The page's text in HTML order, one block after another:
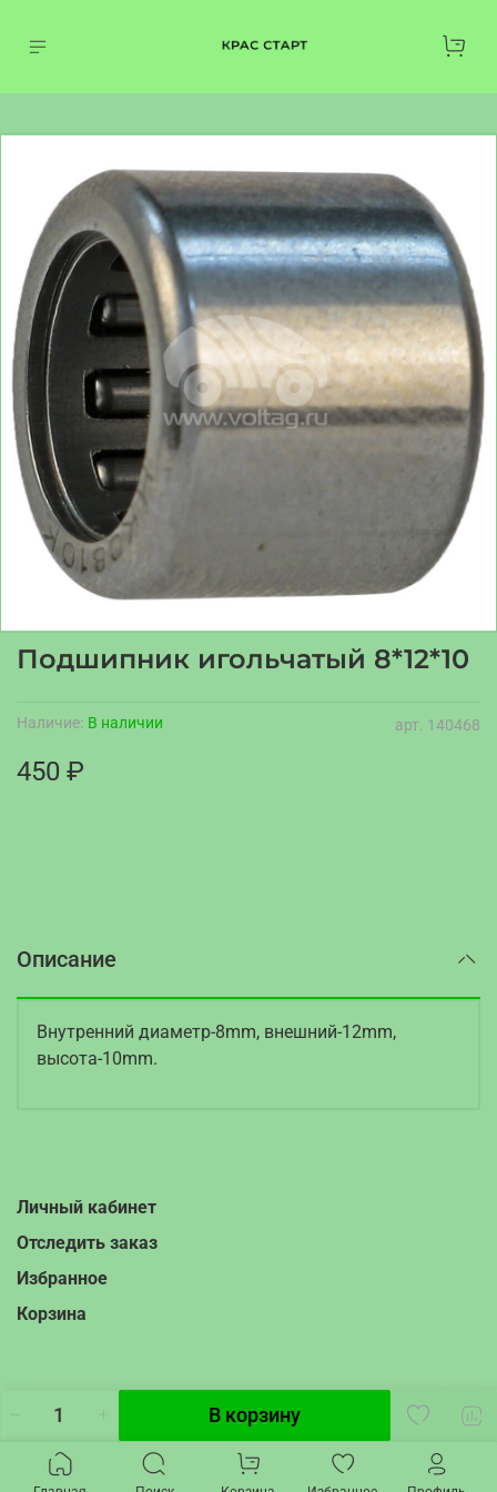
арт. 140468
Наличие: В наличии
Подшипник игольчатый 8*12*10
450 ₽
В корзину
Описание
Внутренний диаметр-8mm, внешний-12mm,
высота-10mm.
Личный кабинет
Отследить заказ
Избранное
Корзина